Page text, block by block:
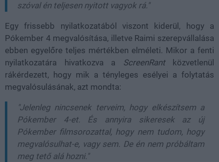
szóval én teljesen nyitott vagyok rá."
Egy frissebb nyilatkozatából viszont kiderül, hogy a
Pókember 4 megvalósítása, illetve Raimi szerepvállalása
ebben egyelőre teljes mértékben elméleti. Mikor a fenti
nyilatkozatára hivatkozva a ScreenRantközvetlenül
rákérdezett, hogy mik a tényleges esélyei a folytatás
megvalósulásának, azt mondta:
"Jelenleg nincsenek terveim, hogy elkészítsem a
Pókember 4-et. És annyira sikeresek az új
Pókember filmsorozattal, hogy nem tudom, hogy
megvalósulhat-e, vagy sem. De én nem próbáltam
meg tető alá hozni."